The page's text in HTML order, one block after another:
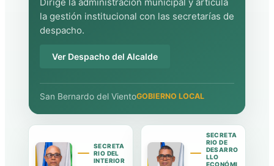
la gestión institucional con las secretarías de
despacho.
Ver Despacho del Alcalde
San Bernardo del VientoGOBIERNO LOCAL
SECRETA
RIO DEL
INTERIOR
SECRETA
RIO DE
DESARRO
LLO
ECONÓMI